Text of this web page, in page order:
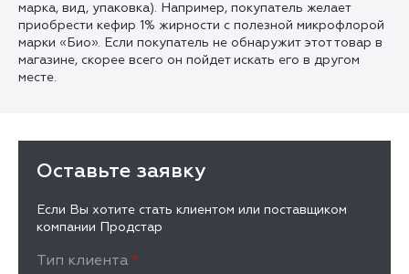
марка, вид, упаковка). Например, покупатель желает
приобрести кефир 1% жирности с полезной микрофлорой
марки «Био». Если покупатель не обнаружит этот товар в
магазине, скорее всего он пойдет искать его в другом
месте.
Оставьте заявку
Если Вы хотите стать клиентом или поставщиком
компании Продстар
Тип клиента *